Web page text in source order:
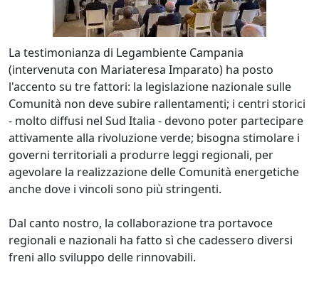
La testimonianza di Legambiente Campania
(intervenuta con Mariateresa Imparato) ha posto
l'accento su tre fattori: la legislazione nazionale sulle
Comunità non deve subire rallentamenti; i centri storici
- molto diffusi nel Sud Italia - devono poter partecipare
attivamente alla rivoluzione verde; bisogna stimolare i
governi territoriali a produrre leggi regionali, per
agevolare la realizzazione delle Comunità energetiche
anche dove i vincoli sono più stringenti.
Dal canto nostro, la collaborazione tra portavoce
regionali e nazionali ha fatto sì che cadessero diversi
freni allo sviluppo delle rinnovabili.